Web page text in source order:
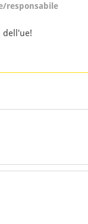
responsabile
dell'ue!